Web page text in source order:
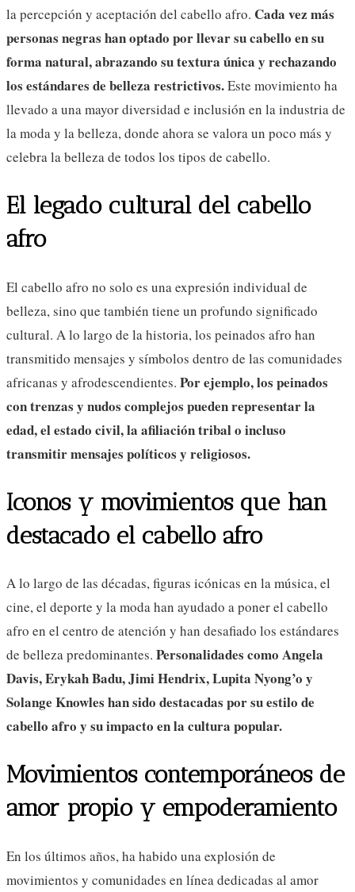
la percepción y aceptación del cabello afro. Cada vez más
personas negras han optado por llevar su cabello en su
forma natural, abrazando su textura única y rechazando
los estándares de belleza restrictivos.Este movimiento ha
llevado a una mayor diversidad e inclusión en la industria de
la moda y la belleza, donde ahora se valora un poco más y
celebra la belleza de todos los tipos de cabello.
El legado cultural del cabello
afro
El cabello afro no solo es una expresión individual de
belleza, sino que también tiene un profundo significado
cultural. A lo largo de la historia, los peinados afro han
transmitido mensajes y símbolos dentro de las comunidades
africanas y afrodescendientes. Por ejemplo, los peinados
con trenzas y nudos complejos pueden representar la
edad, el estado civil, la afiliación tribal o incluso
transmitir mensajes políticos y religiosos.
Iconos y movimientos que han
destacado el cabello afro
A lo largo de las décadas, figuras icónicas en la música, el
cine, el deporte y la moda han ayudado a poner el cabello
afro en el centro de atención y han desafiado los estándares
de belleza predominantes. Personalidades como Angela
Davis, Erykah Badu, Jimi Hendrix, Lupita Nyong’o y
Solange Knowles han sido destacadas por su estilo de
cabello afro y su impacto en la cultura popular.
Movimientos contemporáneos de
amor propio y empoderamiento
En los últimos años, ha habido una explosión de
movimientos y comunidades en línea dedicadas al amor